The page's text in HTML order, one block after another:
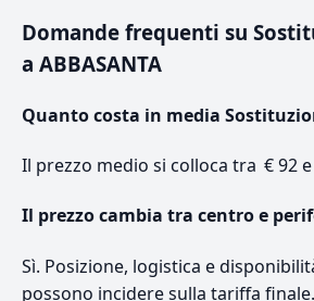
Domande frequenti su
a ABBASANTA
Quanto costa in media
Il prezzo medio si colloca tra € 92
Il prezzo cambia tra centro e
Sì. Posizione, logistica e
possono incidere sulla tariffa finale.